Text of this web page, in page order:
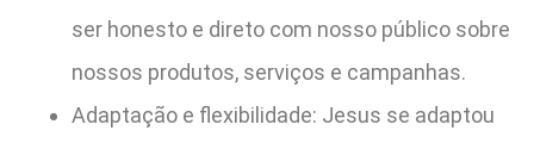
ser honesto e direto com nosso público sobre
nossos produtos, serviços e campanhas.
Adaptação e flexibilidade: Jesus se adaptou